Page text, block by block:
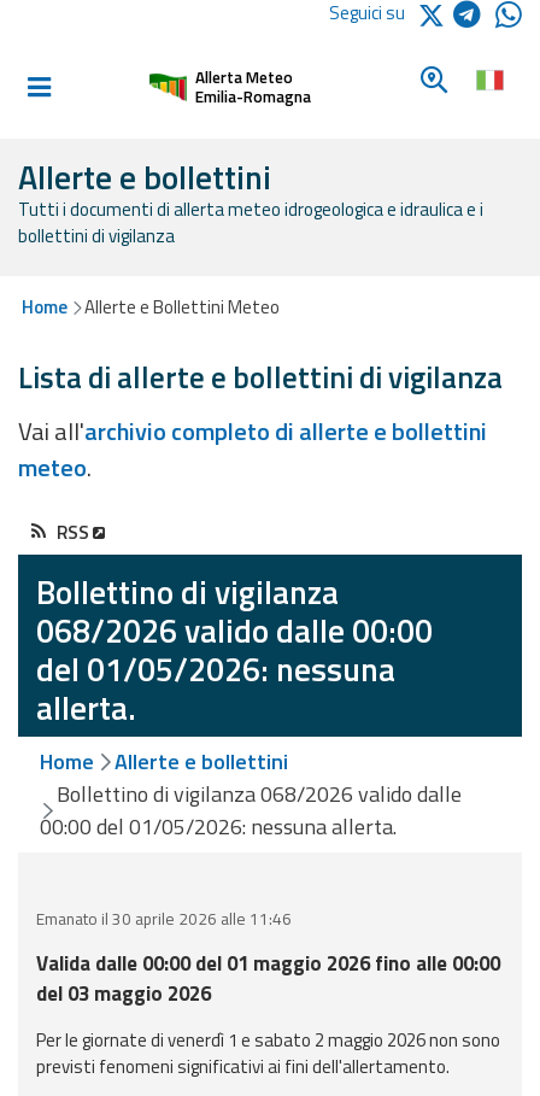
Informati e
Allerte E
Bollettini
Allerte e
Bollettini
Valanghe
Monitoraggio
eventi
Previsioni e dati
Previsioni meteo e
marine
Dati osservati
Radar meteo
Strumenti
Operativi
Report
Seguici su
Allerta Meteo
Emilia-Romagna
Cerca un
Allerte e bollettini
Tutti i documenti di allerta meteo idrogeologica e idraulica e i
bollettini di vigilanza
Home Allerte e Bollettini Meteo
Lista di allerte e bollettini di vigilanza
Vai all'archivio completo di allerte e bollettini
meteo.
RSS
Bollettino di vigilanza
068/2026 valido dalle 00:00
del 01/05/2026: nessuna
allerta.
Home
Allerte e bollettini
Bollettino di vigilanza 068/2026 valido dalle
00:00 del 01/05/2026: nessuna allerta.
Emanato il 30 aprile 2026 alle 11:46
Valida dalle 00:00 del 01 maggio 2026 fino alle 00:00
del 03 maggio 2026
Per le giornate di venerdì 1 e sabato 2 maggio 2026 non sono
previsti fenomeni significativi ai fini dell'allertamento.